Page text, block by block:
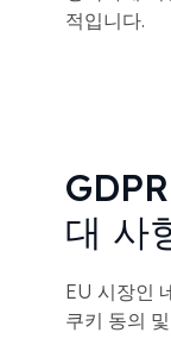
적입니다.
대 사
EU 시장인
쿠키 동의